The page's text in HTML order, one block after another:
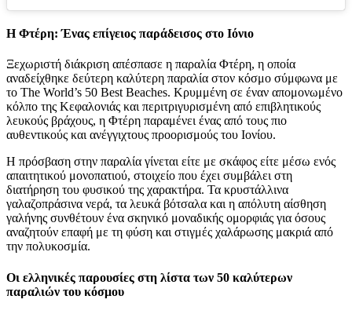
Η Φτέρη: Ένας επίγειος παράδεισος στο Ιόνιο
Ξεχωριστή διάκριση απέσπασε η παραλία Φτέρη, η οποία
αναδείχθηκε δεύτερη καλύτερη παραλία στον κόσμο σύμφωνα με
το The World’s 50 Best Beaches. Κρυμμένη σε έναν απομονωμένο
κόλπο της Κεφαλονιάς και περιτριγυρισμένη από επιβλητικούς
λευκούς βράχους, η Φτέρη παραμένει ένας από τους πιο
αυθεντικούς και ανέγγιχτους προορισμούς του Ιονίου.
Η πρόσβαση στην παραλία γίνεται είτε με σκάφος είτε μέσω ενός
απαιτητικού μονοπατιού, στοιχείο που έχει συμβάλει στη
διατήρηση του φυσικού της χαρακτήρα. Τα κρυστάλλινα
γαλαζοπράσινα νερά, τα λευκά βότσαλα και η απόλυτη αίσθηση
γαλήνης συνθέτουν ένα σκηνικό μοναδικής ομορφιάς για όσους
αναζητούν επαφή με τη φύση και στιγμές χαλάρωσης μακριά από
την πολυκοσμία.
Οι ελληνικές παρουσίες στη λίστα των 50 καλύτερων
παραλιών του κόσμου